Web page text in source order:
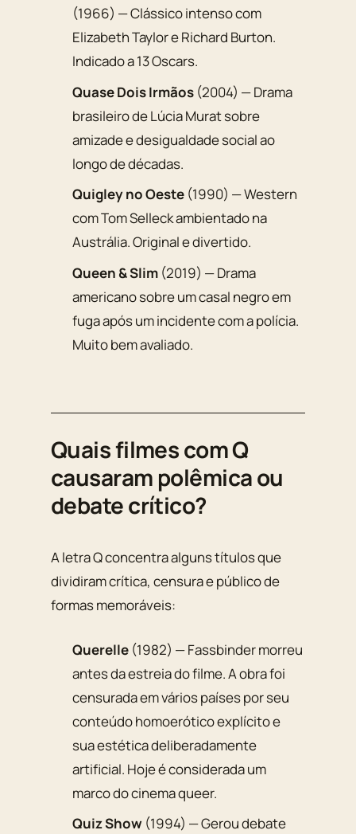
(1966) — Clássico intenso com
Elizabeth Taylor e Richard Burton.
Indicado a 13 Oscars.
Quase Dois Irmãos (2004) — Drama
brasileiro de Lúcia Murat sobre
amizade e desigualdade social ao
longo de décadas.
Quigley no Oeste (1990) — Western
com Tom Selleck ambientado na
Austrália. Original e divertido.
Queen & Slim (2019) — Drama
americano sobre um casal negro em
fuga após um incidente com a polícia.
Muito bem avaliado.
Quais filmes com Q
causaram polêmica ou
debate crítico?
A letra Q concentra alguns títulos que
dividiram crítica, censura e público de
formas memoráveis:
Querelle (1982) — Fassbinder morreu
antes da estreia do filme. A obra foi
censurada em vários países por seu
conteúdo homoerótico explícito e
sua estética deliberadamente
artificial. Hoje é considerada um
marco do cinema queer.
Quiz Show (1994) — Gerou debate